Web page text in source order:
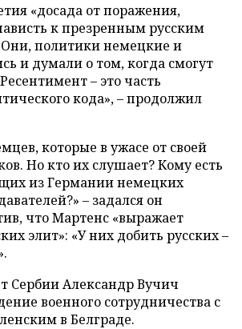
«досада от поражения,
к презренным русским
политики немецкие и
и думали о том, когда смогут
– это часть
кода», – продолжил
которые в ужасе от своей
Но кто их слушает? Кому есть
из Германии немецких
– задался он
что Мартенс «выражает
элит»: «У них добить русских –
Сербии Александр Вучич
военного сотрудничества с
в Белграде.